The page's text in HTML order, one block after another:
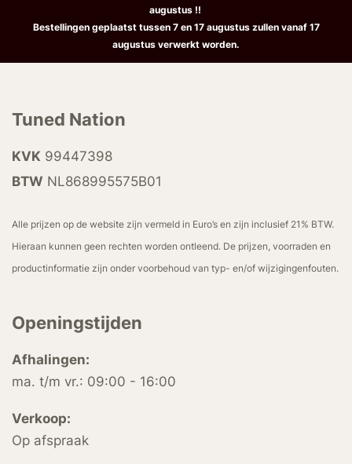
augustus !!
Bestellingen geplaatst tussen 7 en 17 augustus zullen vanaf 17
augustus verwerkt worden.
Tuned Nation
KVK 99447398
BTW NL868995575B01
Alle prijzen op de website zijn vermeld in Euro’s en zijn inclusief 21% BTW.
Hieraan kunnen geen rechten worden ontleend. De prijzen, voorraden en
productinformatie zijn onder voorbehoud van typ- en/of wijzigingenfouten.
Openingstijden
Afhalingen:
ma. t/m vr.: 09:00 - 16:00
Verkoop:
Op afspraak